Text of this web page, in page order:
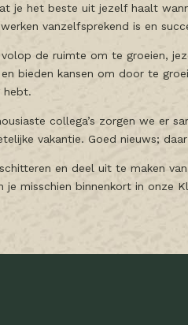
je het beste uit jezelf haalt
vanzelfsprekend is en
de ruimte om te groeien,
bieden kansen om door te
hebt.
collega’s zorgen we er
vakantie. Goed nieuws;
en deel uit te maken
je misschien binnenkort in onze